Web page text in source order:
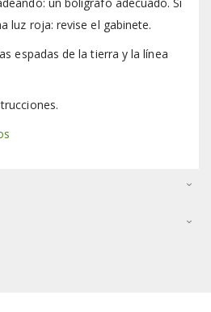
luz roja: revise el gabinete.
espadas de la tierra y la línea